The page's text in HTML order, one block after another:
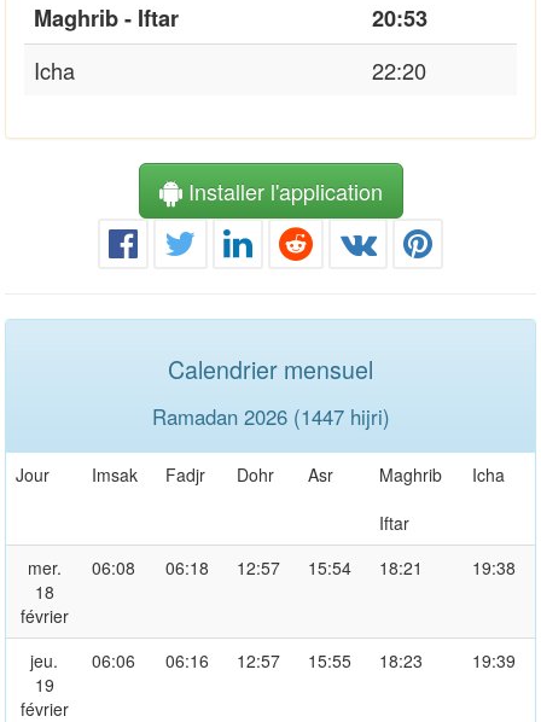
Maghrib - Iftar
20:53
Icha
22:20
Installer l'application
Calendrier mensuel
Ramadan 2026 (1447 hijri)
Jour Imsak Fadjr Dohr Asr
Maghrib
Iftar
Icha
mer.
18
février
06:08 06:18 12:57 15:54 18:21 19:38
jeu.
19
février
06:06 06:16 12:57 15:55 18:23 19:39